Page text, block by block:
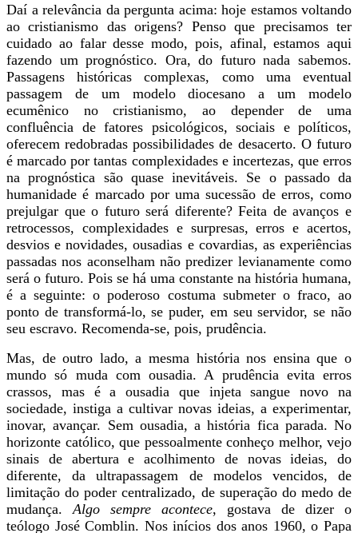
Daí a relevância da pergunta acima: hoje estamos voltando
ao cristianismo das origens? Penso que precisamos ter
cuidado ao falar desse modo, pois, afinal, estamos aqui
fazendo um prognóstico. Ora, do futuro nada sabemos.
Passagens históricas complexas, como uma eventual
passagem de um modelo diocesano a um modelo
ecumênico no cristianismo, ao depender de uma
confluência de fatores psicológicos, sociais e políticos,
oferecem redobradas possibilidades de desacerto. O futuro
é marcado por tantas complexidades e incertezas, que erros
na prognóstica são quase inevitáveis. Se o passado da
humanidade é marcado por uma sucessão de erros, como
prejulgar que o futuro será diferente? Feita de avanços e
retrocessos, complexidades e surpresas, erros e acertos,
desvios e novidades, ousadias e covardias, as experiências
passadas nos aconselham não predizer levianamente como
será o futuro. Pois se há uma constante na história humana,
é a seguinte: o poderoso costuma submeter o fraco, ao
ponto de transformá-lo, se puder, em seu servidor, se não
seu escravo. Recomenda-se, pois, prudência.
Mas, de outro lado, a mesma história nos ensina que o
mundo só muda com ousadia. A prudência evita erros
crassos, mas é a ousadia que injeta sangue novo na
sociedade, instiga a cultivar novas ideias, a experimentar,
inovar, avançar. Sem ousadia, a história fica parada. No
horizonte católico, que pessoalmente conheço melhor, vejo
sinais de abertura e acolhimento de novas ideias, do
diferente, da ultrapassagem de modelos vencidos, de
limitação do poder centralizado, de superação do medo de
mudança. Algo sempre acontece, gostava de dizer o
teólogo José Comblin. Nos inícios dos anos 1960, o Papa